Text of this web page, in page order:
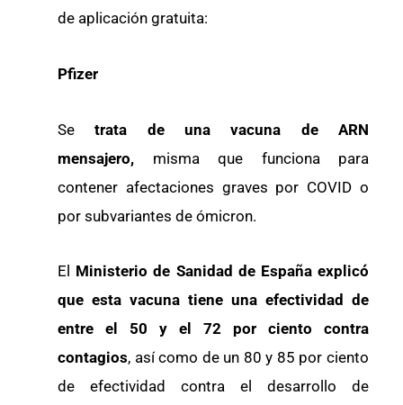
de aplicación gratuita:
Pfizer
Se trata de una vacuna de ARN
mensajero, misma que funciona para
contener afectaciones graves por COVID o
por subvariantes de ómicron.
El Ministerio de Sanidad de España explicó
que esta vacuna tiene una efectividad de
entre el 50 y el 72 por ciento contra
contagios, así como de un 80 y 85 por ciento
de efectividad contra el desarrollo de